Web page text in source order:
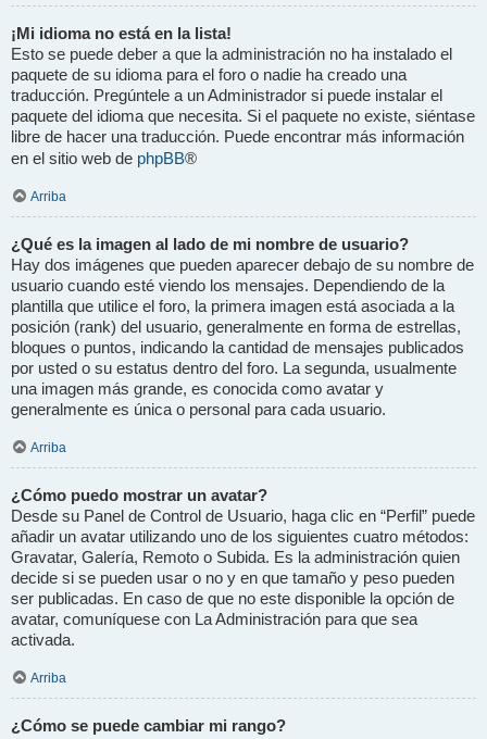
¡Mi idioma no está en la lista!
Esto se puede deber a que la administración no ha instalado el
paquete de su idioma para el foro o nadie ha creado una
traducción. Pregúntele a un Administrador si puede instalar el
paquete del idioma que necesita. Si el paquete no existe, siéntase
libre de hacer una traducción. Puede encontrar más información
en el sitio web de phpBB®
Arriba
¿Qué es la imagen al lado de mi nombre de usuario?
Hay dos imágenes que pueden aparecer debajo de su nombre de
usuario cuando esté viendo los mensajes. Dependiendo de la
plantilla que utilice el foro, la primera imagen está asociada a la
posición (rank) del usuario, generalmente en forma de estrellas,
bloques o puntos, indicando la cantidad de mensajes publicados
por usted o su estatus dentro del foro. La segunda, usualmente
una imagen más grande, es conocida como avatar y
generalmente es única o personal para cada usuario.
Arriba
¿Cómo puedo mostrar un avatar?
Desde su Panel de Control de Usuario, haga clic en “Perfil” puede
añadir un avatar utilizando uno de los siguientes cuatro métodos:
Gravatar, Galería, Remoto o Subida. Es la administración quien
decide si se pueden usar o no y en que tamaño y peso pueden
ser publicadas. En caso de que no este disponible la opción de
avatar, comuníquese con La Administración para que sea
activada.
Arriba
¿Cómo se puede cambiar mi rango?